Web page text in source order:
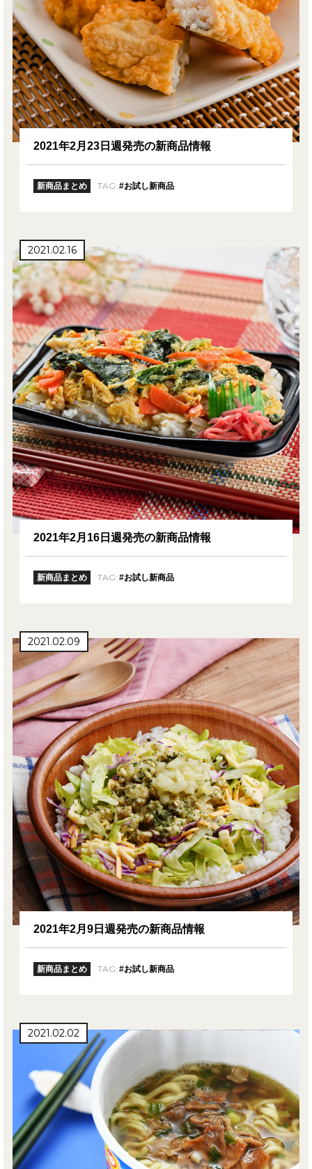
2021年2月23日週発売の新商品情報
新商品まとめ TAG: #お試し新商品
2021.02.16
2021年2月16日週発売の新商品情報
新商品まとめ TAG: #お試し新商品
2021.02.09
2021年2月9日週発売の新商品情報
新商品まとめ TAG: #お試し新商品
2021.02.02